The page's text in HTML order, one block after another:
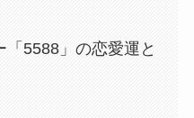
5588」の恋愛運と